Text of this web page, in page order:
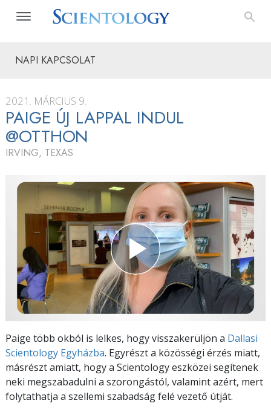
NAPI KAPCSOLAT
2021. MÁRCIUS 9.
PAIGE ÚJ LAPPAL INDUL
@OTTHON
IRVING, TEXAS
Paige több okból is lelkes, hogy visszakerüljön a Dallasi
Scientology Egyházba. Egyrészt a közösségi érzés miatt,
másrészt amiatt, hogy a Scientology eszközei segítenek
neki megszabadulni a szorongástól, valamint azért, mert
folytathatja a szellemi szabadság felé vezető útját.